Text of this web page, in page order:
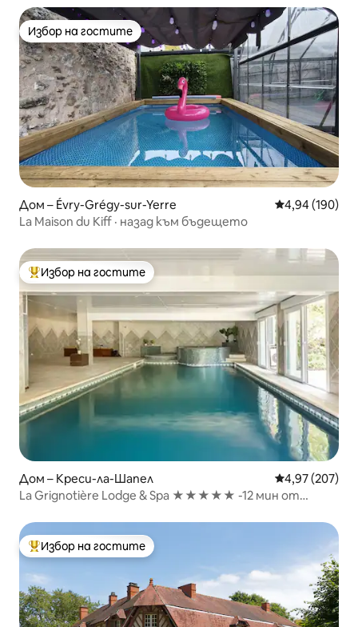
Избор на гостите
Избор на гостите
Дом – Évry-Grégy-sur-Yerre Средна
4,94 (190)
La Maison du Kiff · назад към бъдещето
Най-популярен избор на гостите
Избор на гостите
Дом – Креси-ла-Шапел Средна
4,97 (207)
La Grignotière Lodge & Spa ★★★★★ -12 мин от
Най-популярен избор на гостите
Избор на гостите